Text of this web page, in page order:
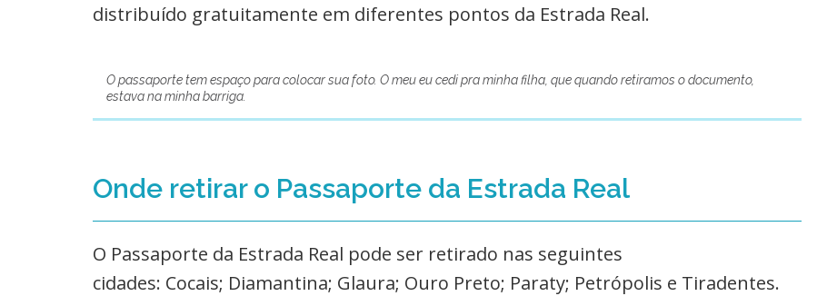
distribuído gratuitamente em diferentes pontos da Estrada Real.
O passaporte tem espaço para colocar sua foto. O meu eu cedi pra minha filha, que quando retiramos o documento,
estava na minha barriga.
Onde retirar o Passaporte da Estrada Real
O Passaporte da Estrada Real pode ser retirado nas seguintes
cidades: Cocais; Diamantina; Glaura; Ouro Preto; Paraty; Petrópolis e Tiradentes.